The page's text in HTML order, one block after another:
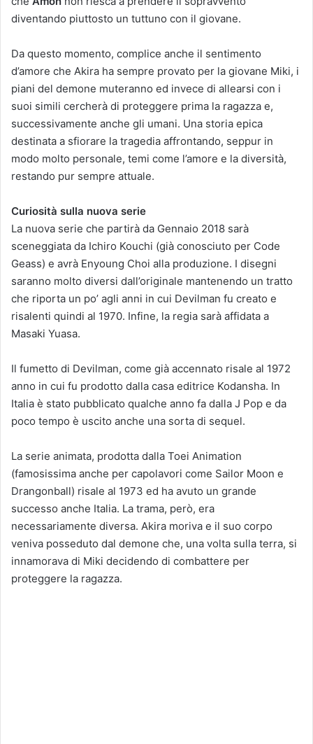
diventando piuttosto un tuttuno con il giovane.
Da questo momento, complice anche il sentimento
d’amore che Akira ha sempre provato per la giovane Miki, i
piani del demone muteranno ed invece di allearsi con i
suoi simili cercherà di proteggere prima la ragazza e,
successivamente anche gli umani. Una storia epica
destinata a sfiorare la tragedia affrontando, seppur in
modo molto personale, temi come l’amore e la diversità,
restando pur sempre attuale.
Curiosità sulla nuova serie
La nuova serie che partirà da Gennaio 2018 sarà
sceneggiata da Ichiro Kouchi (già conosciuto per Code
Geass) e avrà Enyoung Choi alla produzione. I disegni
saranno molto diversi dall’originale mantenendo un tratto
che riporta un po’ agli anni in cui Devilman fu creato e
risalenti quindi al 1970. Infine, la regia sarà affidata a
Masaki Yuasa.
Il fumetto di Devilman, come già accennato risale al 1972
anno in cui fu prodotto dalla casa editrice Kodansha. In
Italia è stato pubblicato qualche anno fa dalla J Pop e da
poco tempo è uscito anche una sorta di sequel.
La serie animata, prodotta dalla Toei Animation
(famosissima anche per capolavori come Sailor Moon e
Drangonball) risale al 1973 ed ha avuto un grande
successo anche Italia. La trama, però, era
necessariamente diversa. Akira moriva e il suo corpo
veniva posseduto dal demone che, una volta sulla terra, si
innamorava di Miki decidendo di combattere per
proteggere la ragazza.